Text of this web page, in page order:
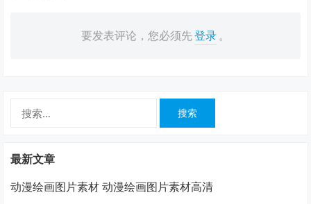
要发表评论，您必须先登录。
最新文章
动漫绘画图片素材 动漫绘画图片素材高清